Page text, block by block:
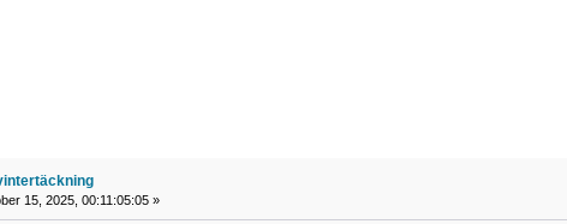
15, 2025, 00:11:05:05 »